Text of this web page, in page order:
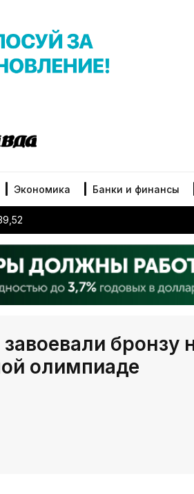
Экономика Банки и финансы
бронзу
олимпиаде